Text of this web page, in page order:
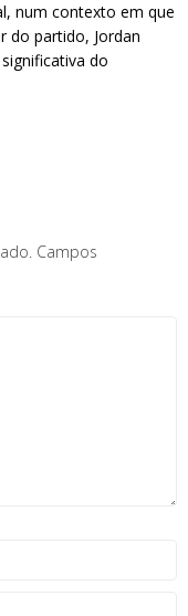
num contexto em que
do partido, Jordan
do
Campos